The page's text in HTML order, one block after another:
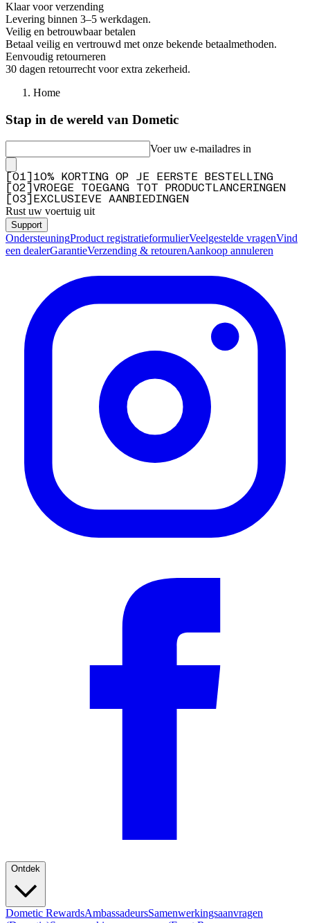
Klaar voor verzending
Levering binnen 3–5 werkdagen.
Veilig en betrouwbaar betalen
Betaal veilig en vertrouwd met onze bekende betaalmethoden.
Eenvoudig retourneren
30 dagen retourrecht voor extra zekerheid.
Home
Stap in de wereld van Dometic
Voer uw e-mailadres in
01
10% KORTING OP JE EERSTE BESTELLING
02
VROEGE TOEGANG TOT PRODUCTLANCERINGEN
03 EXCLUSIEVE AANBIEDINGEN
Rust uw voertuig uit
Support
OndersteuningProduct registratieformulierVeelgestelde vragenVind
een dealerGarantieVerzending & retourenAankoop annuleren
Ontdek
Dometic RewardsAmbassadeursSamenwerkingsaanvragen